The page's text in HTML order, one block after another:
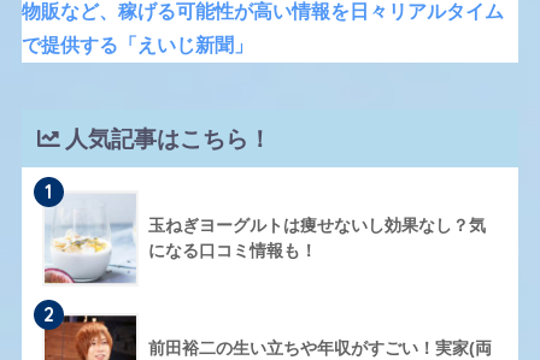
物販など、稼げる可能性が高い情報を日々リアルタイム
で提供する「えいじ新聞」
人気記事はこちら！
1
玉ねぎヨーグルトは痩せないし効果なし？気
になる口コミ情報も！
2
前田裕二の生い立ちや年収がすごい！実家(両